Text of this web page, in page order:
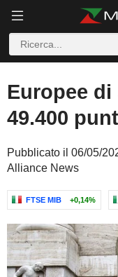
Europee
49.400
Pubblicato il 06/05/
Alliance News
FTSE MIB +0,14%